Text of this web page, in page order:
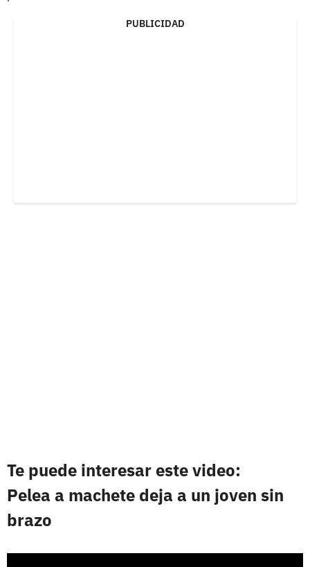
PUBLICIDAD
Te puede interesar este video:
Pelea a machete deja a un joven sin
brazo